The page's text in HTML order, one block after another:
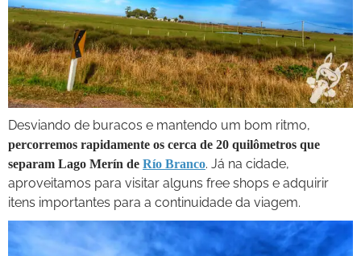
Desviando de buracos e mantendo um bom ritmo,
percorremos rapidamente os cerca de 20 quilômetros que
separam Lago Merín de Río Branco. Já na cidade,
aproveitamos para visitar alguns free shops e adquirir
itens importantes para a continuidade da viagem.